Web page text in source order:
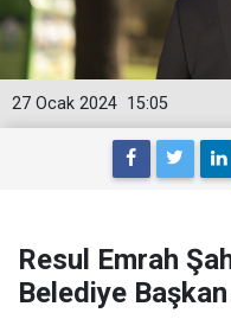
15:05
27 Ocak 2024
Resul Emrah
Belediye